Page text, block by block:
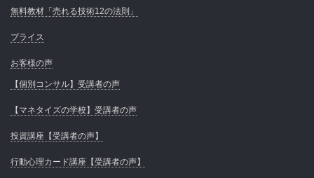
無料教材「売れる技術12の法則」
プライス
お客様の声
【個別コンサル】受講者の声
【マネタイズの学校】受講者の声
投資講座【受講者の声】
行動心理カード講座【受講者の声】